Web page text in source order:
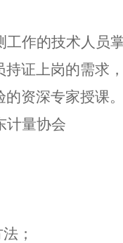
工作的技术人员
持证上岗的需求，
资深专家授课。
计量协会
法；